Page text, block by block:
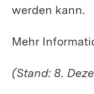
werden kann.
Mehr
(Stand: 8.